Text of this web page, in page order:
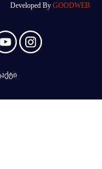
Developed By GOODWEB